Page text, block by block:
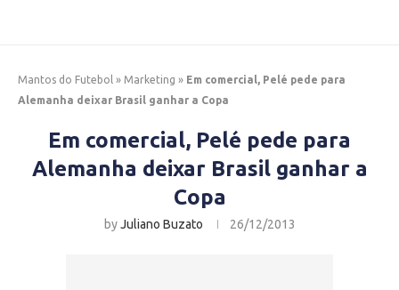
Mantos do Futebol » Marketing » Em comercial, Pelé pede para
Alemanha deixar Brasil ganhar a Copa
Em comercial, Pelé pede para
Alemanha deixar Brasil ganhar a
Copa
byJuliano Buzato 26/12/2013